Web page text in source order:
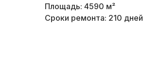
Площадь: 4590 м²
Сроки ремонта: 210 дней